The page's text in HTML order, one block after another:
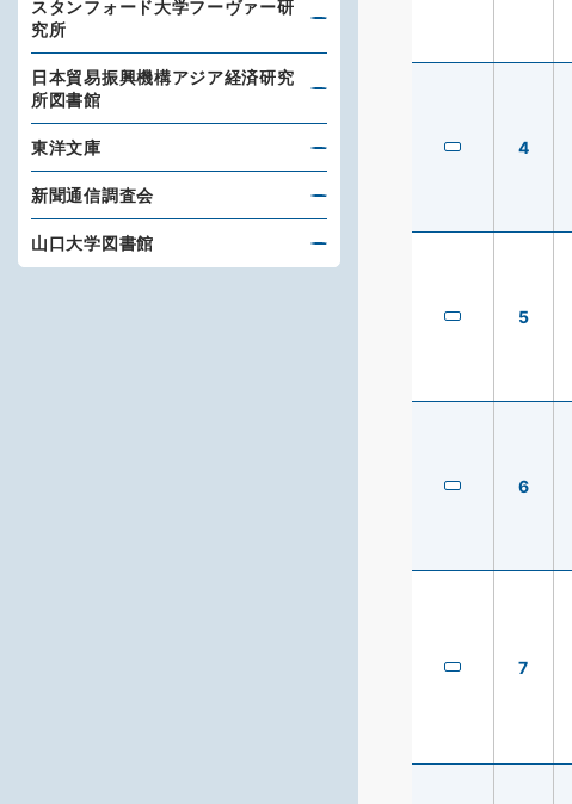
4
5
6
7
スタンフォード大学フーヴァー研
究所
日本貿易振興機構アジア経済研究
所図書館
東洋文庫
新聞通信調査会
山口大学図書館